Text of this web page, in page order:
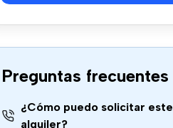
Preguntas frecuentes
¿Cómo puedo solicitar este
alquiler?